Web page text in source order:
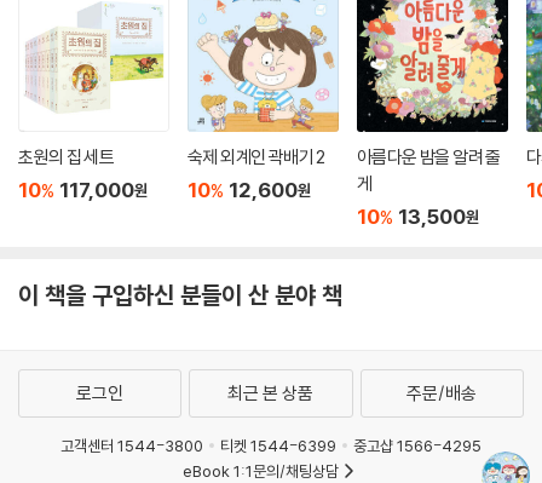
초원의 집 세트
10% 117,000원
숙제 외계인 곽배기 2
10% 12,600원
아름다운 밤을 알려 줄
게
10% 13,500원
이 책을 구입하신 분들이 산 분야 책
로그인 최근 본 상품 주문/배송
고객센터 1544-3800 티켓 1544-6399
중고샵 1566-4295
eBook 1:1문의/채팅상담